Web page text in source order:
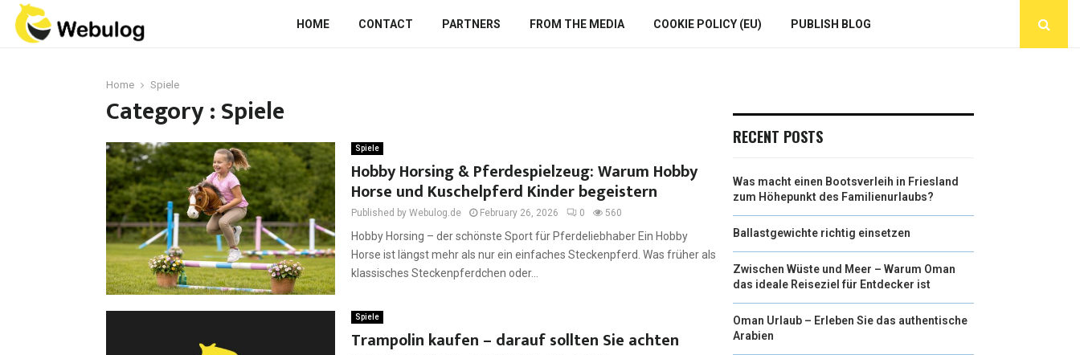
HOME CONTACT PARTNERS FROM THE MEDIA COOKIE POLICY (EU) PUBLISH BLOG
Home Spiele
Category : Spiele
Spiele
Hobby Horsing & Pferdespielzeug: Warum Hobby
Horse und Kuschelpferd Kinder begeistern
Published by Webulog.de February 26, 2026 0 560
Hobby Horsing – der schönste Sport für Pferdeliebhaber Ein Hobby
Horse ist längst mehr als nur ein einfaches Steckenpferd. Was früher als
klassisches Steckenpferdchen oder...
Spiele
Trampolin kaufen – darauf sollten Sie achten
RECENT POSTS
Was macht einen Bootsverleih in Friesland
zum Höhepunkt des Familienurlaubs?
Ballastgewichte richtig einsetzen
Zwischen Wüste und Meer – Warum Oman
das ideale Reiseziel für Entdecker ist
Oman Urlaub – Erleben Sie das authentische
Arabien